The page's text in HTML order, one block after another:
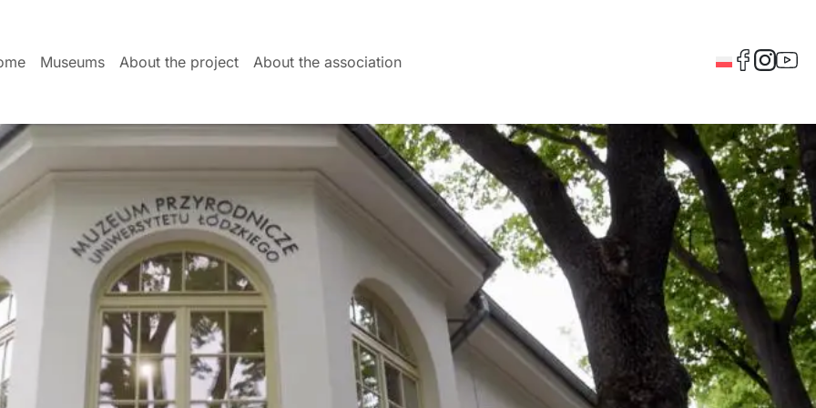
Museums About the project About the association